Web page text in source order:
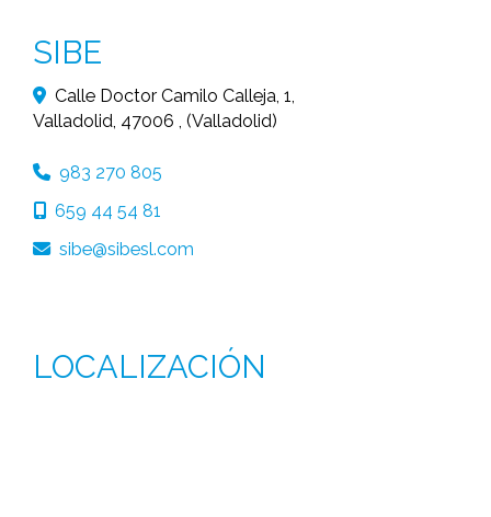
SIBE
Calle Doctor Camilo Calleja, 1,
Valladolid, 47006 , (Valladolid)
983 270 805
659 44 54 81
sibe
sibesl.com
LOCALIZACIÓN